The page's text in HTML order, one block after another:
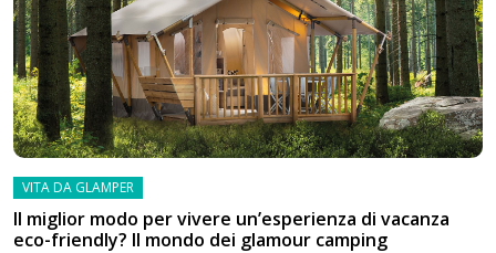
VITA DA GLAMPER
Il miglior modo per vivere un’esperienza di vacanza
eco-friendly? Il mondo dei glamour camping